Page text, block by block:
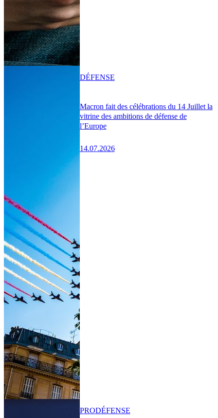
Macron fait des célébrations du 14 Juillet la
vitrine des ambitions de défense de
l’Europe
14.07.2026
DÉFENSE
PRODÉFENSE